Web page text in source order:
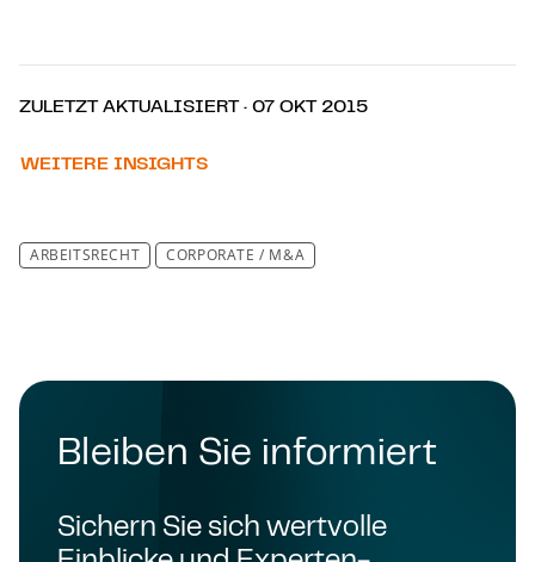
ZULETZT AKTUALISIERT · 07 OKT 2015
WEITERE INSIGHTS
ARBEITSRECHT CORPORATE / M&A
Bleiben Sie informiert
Sichern Sie sich wertvolle